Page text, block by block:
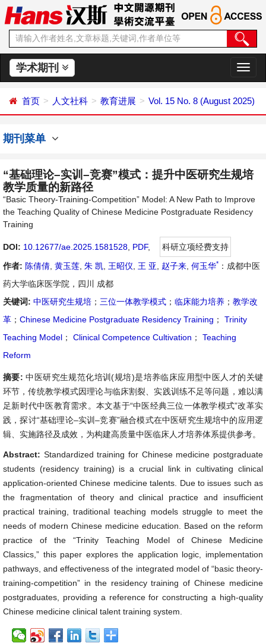
学术期刊
切
换
航
首页 人文社科 教育进展 Vol. 15 No. 8 (August 2025)
期刊菜单
“基础理论–实训–竞赛”模式：提升中医研究生规培
教学质量的新路径
“Basic Theory-Training-Competition” Model: A New Path to Improve
the Teaching Quality of Chinese Medicine Postgraduate Residency
Training
DOI: 10.12677/ae.2025.1581528 PDF,
科研立项经费支持
作者: 陈倩倩 黄玉莲 朱 凯 王昭仪 王 亚 赵子来 何玉华* ：成都中医
药大学临床医学院，四川 成都
关键词: 中医研究生规培 ； 三位一体教学模式 ； 临床能力培养 ； 教学改
革 ； Chinese Medicine Postgraduate Residency Training ；
Trinity
Teaching Model ； Clinical Competence Cultivation ；
Teaching
Reform
摘要:中医研究生规范化培训(规培)是培养临床应用型中医人才的关键
环节，传统教学模式因理论与临床割裂、实践训练不足等问题，难以满
足新时代中医教育需求。本文基于“中医经典三位一体教学模式”改革实
践，探讨“基础理论–实训–竞赛”融合模式在中医研究生规培中的应用逻
辑、实施路径及成效，为构建高质量中医临床人才培养体系提供参考。
Abstract: Standardized training for Chinese medicine postgraduate
students (residency training) is a crucial link in cultivating clinical
application-oriented Chinese medicine talents. Due to issues such as
the fragmentation of theory and clinical practice and insufficient
practical training, traditional teaching models struggle to meet the
needs of modern Chinese medicine education. Based on the reform
practice of the “Trinity Teaching Model of Chinese Medicine
Classics,” this paper explores the application logic, implementation
pathways, and effectiveness of the integrated model of “basic theory-
training-competition” in the residency training of Chinese medicine
postgraduates, providing a reference for constructing a high-quality
Chinese medicine clinical talent training system.